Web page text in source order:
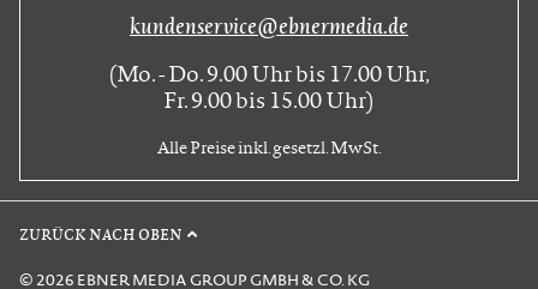
kundenservice@ebnermedia.de
(Mo. - Do. 9.00 Uhr bis 17.00 Uhr,
Fr. 9.00 bis 15.00 Uhr)
Alle Preise inkl. gesetzl. MwSt.
© 2026 EBNER MEDIA GROUP GMBH & CO. KG
ZURÜCK NACH OBEN